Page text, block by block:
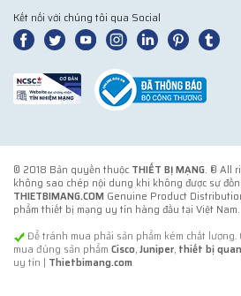
Kết nối với chúng tôi qua Social
© 2018 Bản quyền thuộc THIẾT BỊ MẠNG. ® All
không sao chép nội dung khi không được sự
THIETBIMANG.COM Genuine Product
phẩm thiết bị mạng uy tín hàng đầu tại Việt Nam.
Để tránh mua phải sản phẩm kém chất lượng.
mua đúng sản phẩm Cisco,Juniper, thiết bị
uy tín | Thietbimang.com